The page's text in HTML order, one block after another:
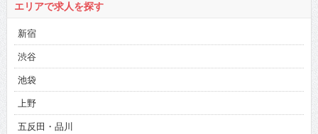
エリアで求人を探す
新宿
渋谷
池袋
上野
五反田・品川